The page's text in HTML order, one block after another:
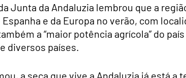
Junta da Andaluzia lembrou que a
e da Europa no verão, com
a “maior potência agrícola” do
diversos países.
a seca que vive a Andaluzia já está